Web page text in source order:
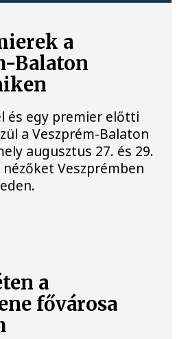
a
Balaton
és egy premier előtti
a Veszprém-Balaton
augusztus 27. és 29.
Veszprémben
a
fővárosa